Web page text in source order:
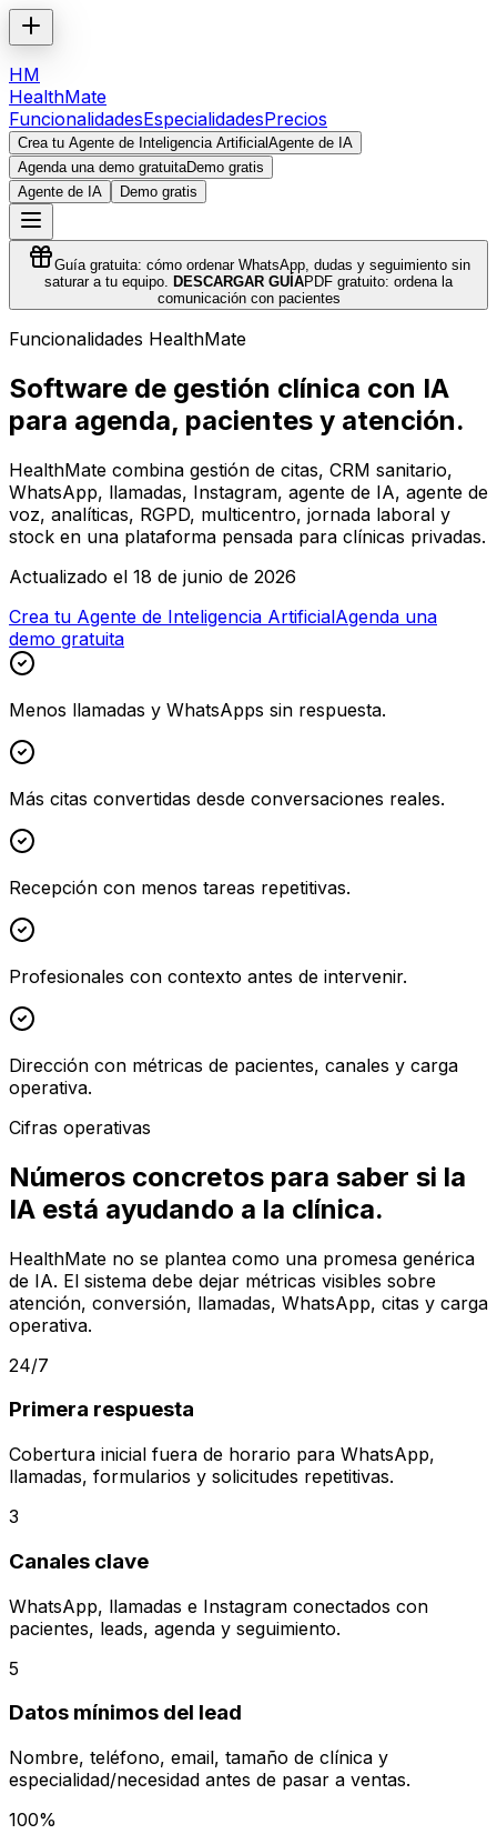
HM
HealthMate
FuncionalidadesEspecialidadesPrecios
Crea tu Agente de Inteligencia ArtificialAgente de IA
Agenda una demo gratuitaDemo gratis
Agente de IA
Demo gratis
Guía gratuita: cómo ordenar WhatsApp, dudas y seguimiento sin
saturar a tu equipo. DESCARGAR GUÍAPDF gratuito: ordena la
comunicación con pacientes
Funcionalidades HealthMate
Software de gestión clínica con IA
para agenda, pacientes y atención.
HealthMate combina gestión de citas, CRM sanitario,
WhatsApp, llamadas, Instagram, agente de IA, agente de
voz, analíticas, RGPD, multicentro, jornada laboral y
stock en una plataforma pensada para clínicas privadas.
Actualizado el 18 de junio de 2026
Crea tu Agente de Inteligencia ArtificialAgenda una
demo gratuita
Menos llamadas y WhatsApps sin respuesta.
Más citas convertidas desde conversaciones reales.
Recepción con menos tareas repetitivas.
Profesionales con contexto antes de intervenir.
Dirección con métricas de pacientes, canales y carga
operativa.
Cifras operativas
Números concretos para saber si la
IA está ayudando a la clínica.
HealthMate no se plantea como una promesa genérica
de IA. El sistema debe dejar métricas visibles sobre
atención, conversión, llamadas, WhatsApp, citas y carga
operativa.
24/7
Primera respuesta
Cobertura inicial fuera de horario para WhatsApp,
llamadas, formularios y solicitudes repetitivas.
3
Canales clave
WhatsApp, llamadas e Instagram conectados con
pacientes, leads, agenda y seguimiento.
5
Datos mínimos del lead
Nombre, teléfono, email, tamaño de clínica y
especialidad/necesidad antes de pasar a ventas.
100%